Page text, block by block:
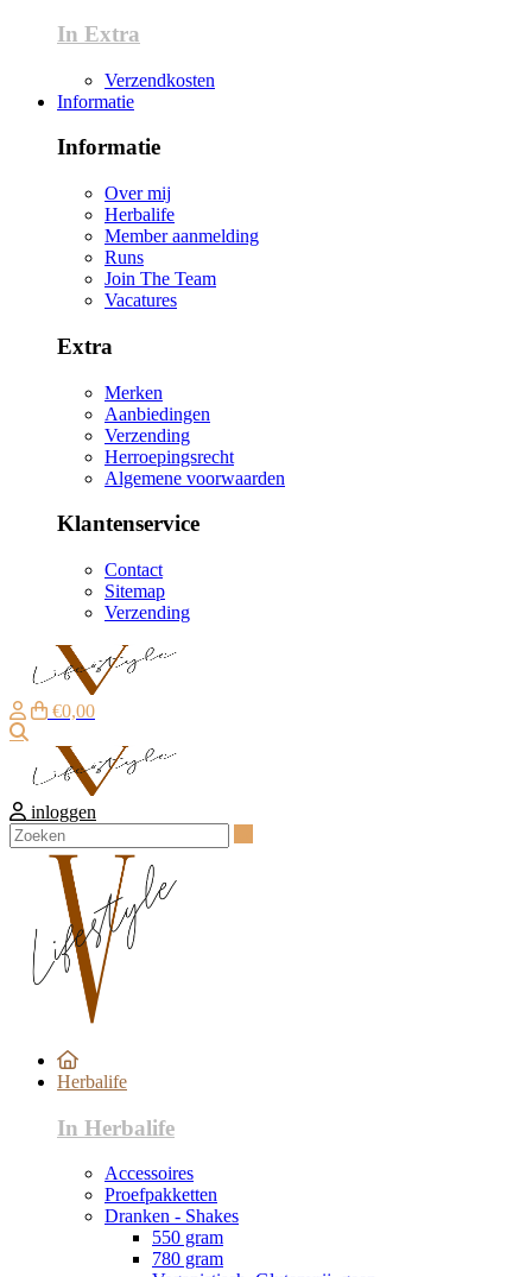
In Extra
Verzendkosten
Informatie
Informatie
Over mij
Herbalife
Member aanmelding
Runs
Join The Team
Vacatures
Extra
Merken
Aanbiedingen
Verzending
Herroepingsrecht
Algemene voorwaarden
Klantenservice
Contact
Sitemap
Verzending
€0,00
inloggen
Herbalife
In Herbalife
Accessoires
Proefpakketten
Dranken - Shakes
550 gram
780 gram